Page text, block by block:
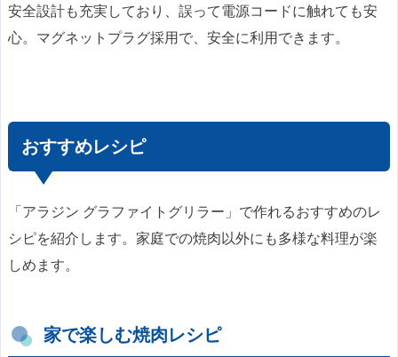
安全設計も充実しており、誤って電源コードに触れても安
心。マグネットプラグ採用で、安全に利用できます。
おすすめレシピ
「アラジン グラファイトグリラー」で作れるおすすめのレ
シピを紹介します。家庭での焼肉以外にも多様な料理が楽
しめます。
家で楽しむ焼肉レシピ